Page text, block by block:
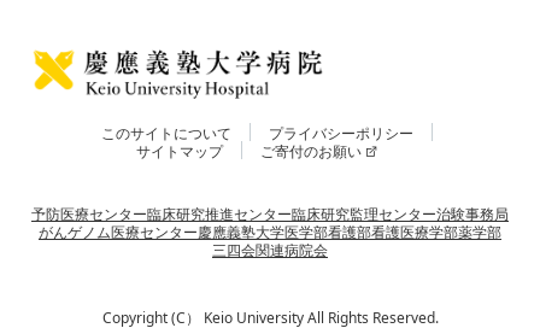
このサイトについて
プライバシーポリシー
サイトマップ
ご寄付のお願い
予防医療センター臨床研究推進センター臨床研究監理センター治験事務局
がんゲノム医療センター慶應義塾大学医学部看護部看護医療学部薬学部
三四会関連病院会
Copyright (C） Keio University All Rights Reserved.